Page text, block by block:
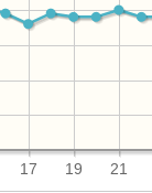
17 19 21